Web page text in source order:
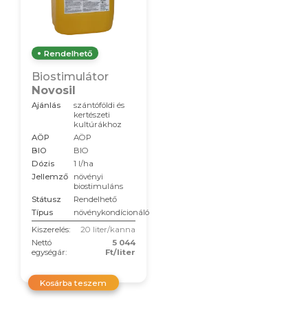
Rendelhető
Biostimulátor
Novosil
Ajánlás
szántóföldi és
kertészeti
kultúrákhoz
AÖP
AÖP
BIO
BIO
Dózis
1 l/ha
Jellemző
növényi
biostimuláns
Státusz
Rendelhető
Típus
növénykondícionáló
Kiszerelés:
20 liter/kanna
Nettó
egységár:
5 044
Ft/liter
Kosárba teszem